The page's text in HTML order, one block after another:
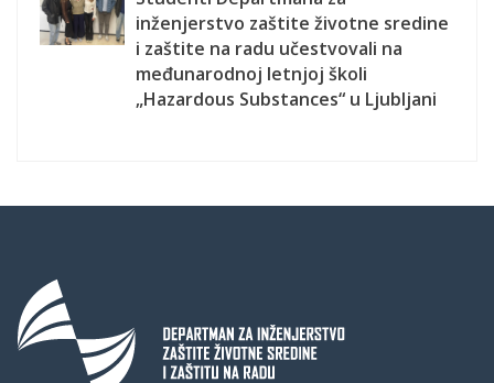
inženjerstvo zaštite životne sredine
i zaštite na radu učestvovali na
međunarodnoj letnjoj školi
„Hazardous Substances“ u Ljubljani